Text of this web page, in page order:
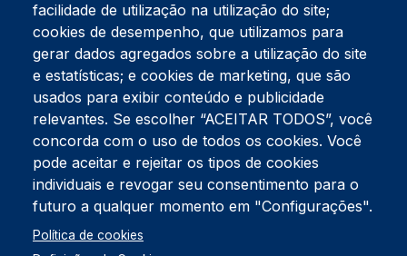
Tel:234 390 100Fax:234 390 100
Endereço Postal
Apartado 42
Rua Gil Eanes 31
3834-908 Gafanha da Nazaré
Estúdios
Rua Prior Guerra
Edifício do Centro Cultural da Gafanha da Nazaré
3830-556 Gafanha da Nazaré
Rodapé
Cookies Política de Privacidade
facilidade de utilização na utilização do site;
cookies de desempenho, que utilizamos para
gerar dados agregados sobre a utilização do site
e estatísticas; e cookies de marketing, que são
usados para exibir conteúdo e publicidade
relevantes. Se escolher “ACEITAR TODOS”, você
concorda com o uso de todos os cookies. Você
pode aceitar e rejeitar os tipos de cookies
individuais e revogar seu consentimento para o
futuro a qualquer momento em "Configurações".
Política de cookies